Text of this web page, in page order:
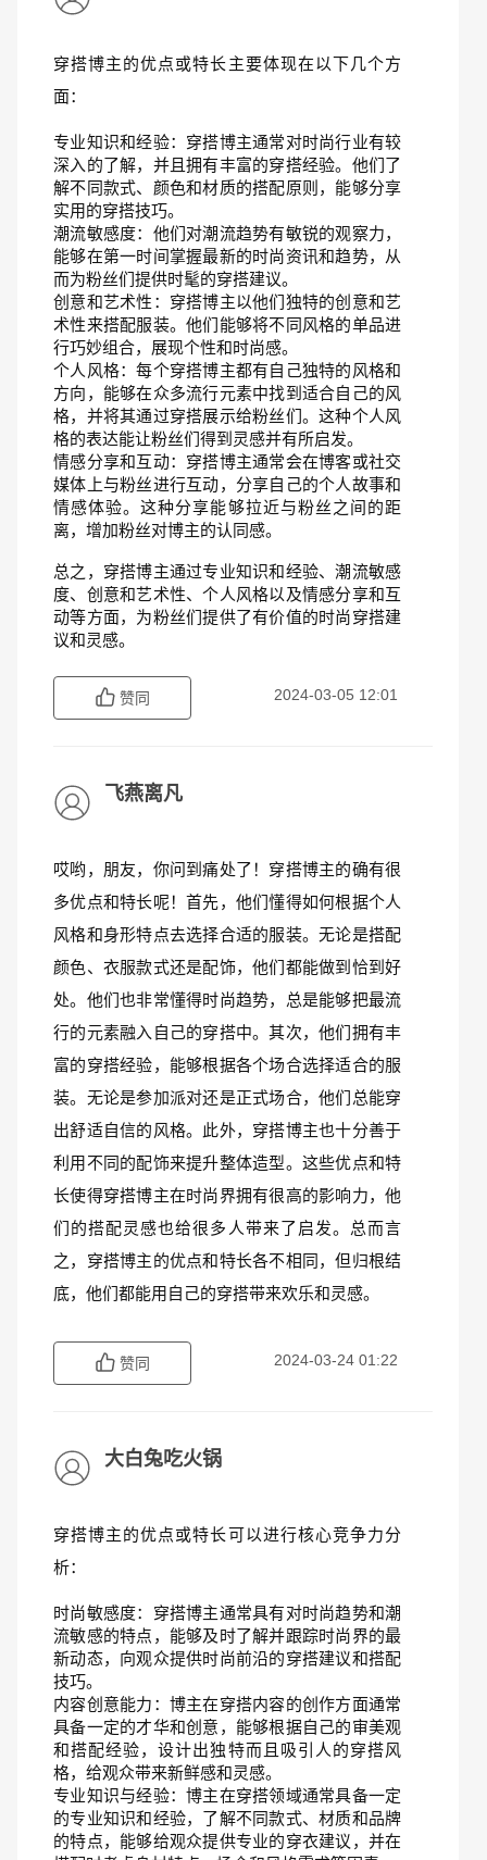
穿搭博主的优点或特长主要体现在以下几个方
面：
专业知识和经验：穿搭博主通常对时尚行业有较
深入的了解，并且拥有丰富的穿搭经验。他们了
解不同款式、颜色和材质的搭配原则，能够分享
实用的穿搭技巧。
潮流敏感度：他们对潮流趋势有敏锐的观察力，
能够在第一时间掌握最新的时尚资讯和趋势，从
而为粉丝们提供时髦的穿搭建议。
创意和艺术性：穿搭博主以他们独特的创意和艺
术性来搭配服装。他们能够将不同风格的单品进
行巧妙组合，展现个性和时尚感。
个人风格：每个穿搭博主都有自己独特的风格和
方向，能够在众多流行元素中找到适合自己的风
格，并将其通过穿搭展示给粉丝们。这种个人风
格的表达能让粉丝们得到灵感并有所启发。
情感分享和互动：穿搭博主通常会在博客或社交
媒体上与粉丝进行互动，分享自己的个人故事和
情感体验。这种分享能够拉近与粉丝之间的距
离，增加粉丝对博主的认同感。
总之，穿搭博主通过专业知识和经验、潮流敏感
度、创意和艺术性、个人风格以及情感分享和互
动等方面，为粉丝们提供了有价值的时尚穿搭建
议和灵感。
赞同 2024-03-05 12:01
飞燕离凡
哎哟，朋友，你问到痛处了！穿搭博主的确有很
多优点和特长呢！首先，他们懂得如何根据个人
风格和身形特点去选择合适的服装。无论是搭配
颜色、衣服款式还是配饰，他们都能做到恰到好
处。他们也非常懂得时尚趋势，总是能够把最流
行的元素融入自己的穿搭中。其次，他们拥有丰
富的穿搭经验，能够根据各个场合选择适合的服
装。无论是参加派对还是正式场合，他们总能穿
出舒适自信的风格。此外，穿搭博主也十分善于
利用不同的配饰来提升整体造型。这些优点和特
长使得穿搭博主在时尚界拥有很高的影响力，他
们的搭配灵感也给很多人带来了启发。总而言
之，穿搭博主的优点和特长各不相同，但归根结
底，他们都能用自己的穿搭带来欢乐和灵感。
赞同 2024-03-24 01:22
大白兔吃火锅
穿搭博主的优点或特长可以进行核心竞争力分
析：
时尚敏感度：穿搭博主通常具有对时尚趋势和潮
流敏感的特点，能够及时了解并跟踪时尚界的最
新动态，向观众提供时尚前沿的穿搭建议和搭配
技巧。
内容创意能力：博主在穿搭内容的创作方面通常
具备一定的才华和创意，能够根据自己的审美观
和搭配经验，设计出独特而且吸引人的穿搭风
格，给观众带来新鲜感和灵感。
专业知识与经验：博主在穿搭领域通常具备一定
的专业知识和经验，了解不同款式、材质和品牌
的特点，能够给观众提供专业的穿衣建议，并在